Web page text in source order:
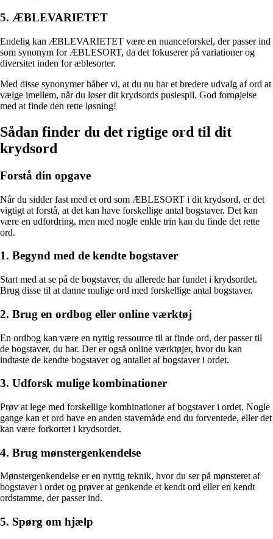
5. ÆBLEVARIETET
Endelig kan ÆBLEVARIETET være en nuanceforskel, der passer ind
som synonym for ÆBLESORT, da det fokuserer på variationer og
diversitet inden for æblesorter.
Med disse synonymer håber vi, at du nu har et bredere udvalg af ord at
vælge imellem, når du løser dit krydsords puslespil. God fornøjelse
med at finde den rette løsning!
Sådan finder du det rigtige ord til dit
krydsord
Forstå din opgave
Når du sidder fast med et ord som ÆBLESORT i dit krydsord, er det
vigtigt at forstå, at det kan have forskellige antal bogstaver. Det kan
være en udfordring, men med nogle enkle trin kan du finde det rette
ord.
1. Begynd med de kendte bogstaver
Start med at se på de bogstaver, du allerede har fundet i krydsordet.
Brug disse til at danne mulige ord med forskellige antal bogstaver.
2. Brug en ordbog eller online værktøj
En ordbog kan være en nyttig ressource til at finde ord, der passer til
de bogstaver, du har. Der er også online værktøjer, hvor du kan
indtaste de kendte bogstaver og antallet af bogstaver i ordet.
3. Udforsk mulige kombinationer
Prøv at lege med forskellige kombinationer af bogstaver i ordet. Nogle
gange kan et ord have en anden stavemåde end du forventede, eller det
kan være forkortet i krydsordet.
4. Brug mønstergenkendelse
Mønstergenkendelse er en nyttig teknik, hvor du ser på mønsteret af
bogstaver i ordet og prøver at genkende et kendt ord eller en kendt
ordstamme, der passer ind.
5. Spørg om hjælp